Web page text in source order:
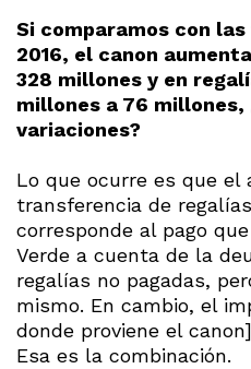
Si comparamos con
2016, el canon
328 millones y en
millones a 76 millones,
variaciones?
Lo que ocurre es que el
transferencia de
corresponde al pago
Verde a cuenta de la
regalías no pagadas,
mismo. En cambio, el
donde proviene el
Esa es la combinación.